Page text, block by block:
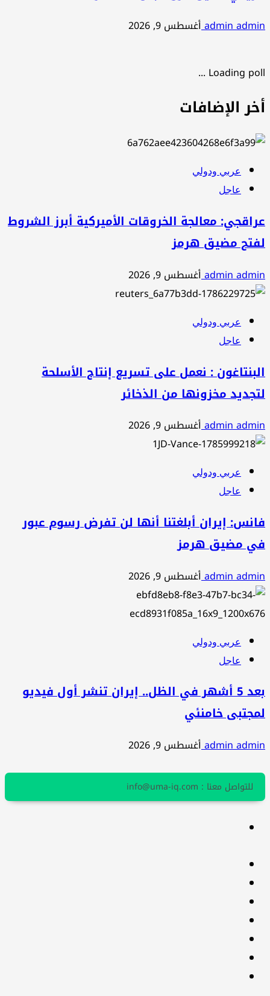
admin adminأغسطس 9, 2026
Loading poll ...
أخر الإضافات
عربي ودولي
عاجل
عراقجي: معالجة الخروقات الأميركية أبرز الشروط
لفتح مضيق هرمز
admin adminأغسطس 9, 2026
عربي ودولي
عاجل
البنتاغون : نعمل على تسريع إنتاج الأسلحة
لتجديد مخزونها من الذخائر
admin adminأغسطس 9, 2026
عربي ودولي
عاجل
فانس: إيران أبلغتنا أنها لن تفرض رسوم عبور
في مضيق هرمز
admin adminأغسطس 9, 2026
عربي ودولي
عاجل
بعد 5 أشهر في الظل.. إيران تنشر أول فيديو
لمجتبى خامنئي
admin adminأغسطس 9, 2026
للتواصل معنا : info@uma-iq.com